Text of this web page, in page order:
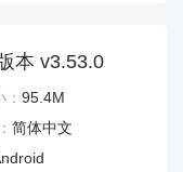
本 v3.53.0
95.4M
简体中文